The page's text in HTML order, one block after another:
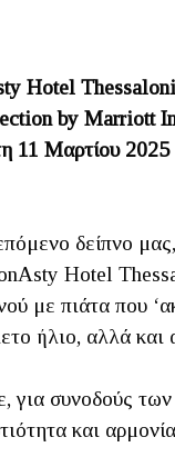
Hotel
by Marriott
11 Μαρτίου 2025
δείπνο μας,
Hotel
με πιάτα που
ήλιο, αλλά και
για συνοδούς
και